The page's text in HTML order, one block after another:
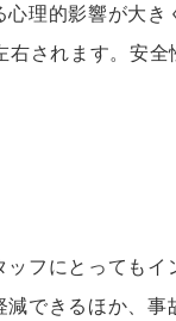
理的影響が大
されます。安
フにとっても
できるほか、